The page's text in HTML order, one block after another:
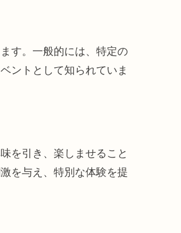
す。一般的には、特定の
ントとして知られていま
を引き、楽しませること
を与え、特別な体験を提